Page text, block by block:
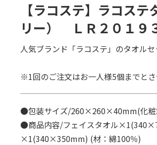
【ラコステ】ラコス
リー） ＬＲ２０１９
人気ブランド「ラコステ」のタオルセ
※1回のご注文はお一人様5個までとさ
●包装サイズ/260×260×40mm(化
●商品内容/フェイスタオル
×1(340×350mm) (材：綿100％)